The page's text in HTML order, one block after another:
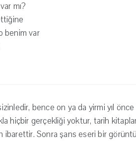
mı?
benim var
bence on ya da yirmi yıl
hiçbir gerçekliği yoktur, tarih
ibarettir. Sonra şans eseri bir